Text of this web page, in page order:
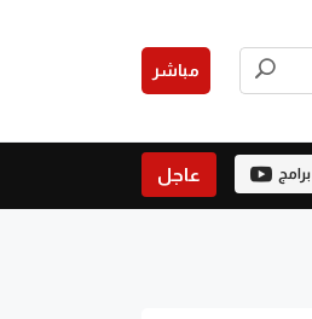
مباشر
برامج عاجل